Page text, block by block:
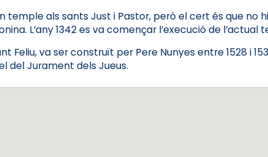
temple als sants Just i Pastor, però el cert és que no
L’any 1342 es va començar l’execució de l’actual
Feliu, va ser construït per Pere Nunyes entre 1528 i
del Jurament dels Jueus.